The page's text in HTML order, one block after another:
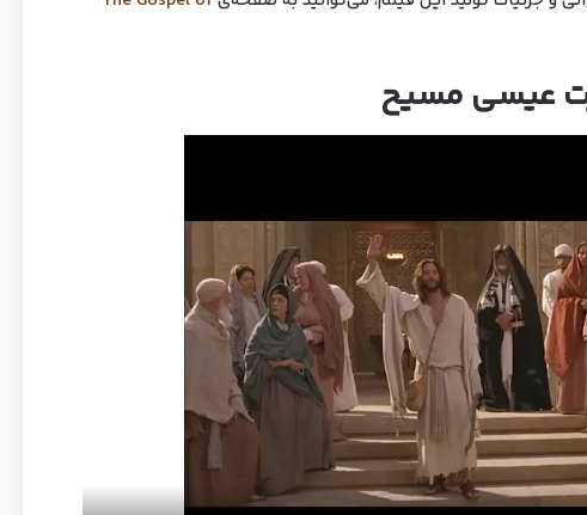
عیسی مسیح